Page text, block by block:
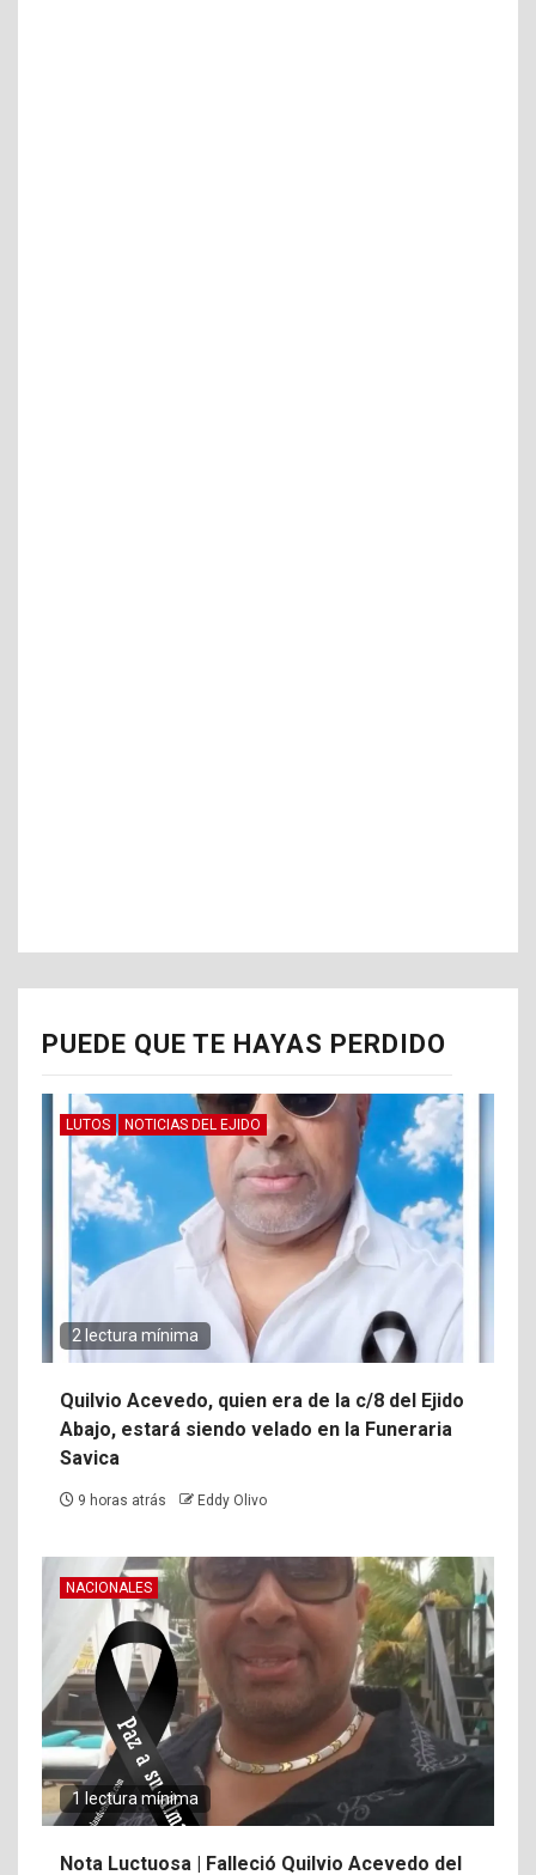
PUEDE QUE TE HAYAS PERDIDO
LUTOS NOTICIAS DEL EJIDO
2 lectura mínima
Quilvio Acevedo, quien era de la c/8 del Ejido
Abajo, estará siendo velado en la Funeraria
Savica
9 horas atrás Eddy Olivo
NACIONALES
1 lectura mínima
Nota Luctuosa | Falleció Quilvio Acevedo del